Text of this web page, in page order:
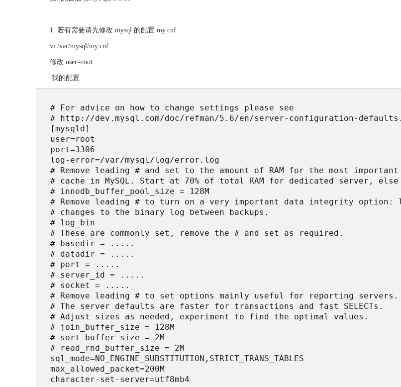
1. 若有需要请先修改 mysql 的配置 my.cnf
vi /var/mysql/my.cnf
修改 user=root
我的配置
# For advice on how to change settings please see
# http://dev.mysql.com/doc/refman/5.6/en/server-configuration-
[mysqld]
user=root
port=3306
log-error=/var/mysql/log/error.log
# Remove leading # and set to the amount of RAM for the most important
# cache in MySQL. Start at 70% of total RAM for dedicated server, else
# innodb_buffer_pool_size = 128M
# Remove leading # to turn on a very important data integrity option:
# changes to the binary log between backups.
# log_bin
# These are commonly set, remove the # and set as required.
# basedir = .....
# datadir = .....
# port = .....
# server_id = .....
# socket = .....
# Remove leading # to set options mainly useful for reporting servers.
# The server defaults are faster for transactions and fast SELECTs.
# Adjust sizes as needed, experiment to find the optimal values.
# join_buffer_size = 128M
# sort_buffer_size = 2M
# read_rnd_buffer_size = 2M
sql_mode=NO_ENGINE_SUBSTITUTION,STRICT_TRANS_TABLES
max_allowed_packet=200M
character-set-server=utf8mb4